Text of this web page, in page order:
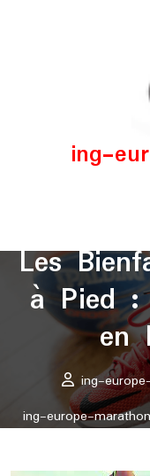
ing-
Les
à Pied :
en
ing-
ing-europe-